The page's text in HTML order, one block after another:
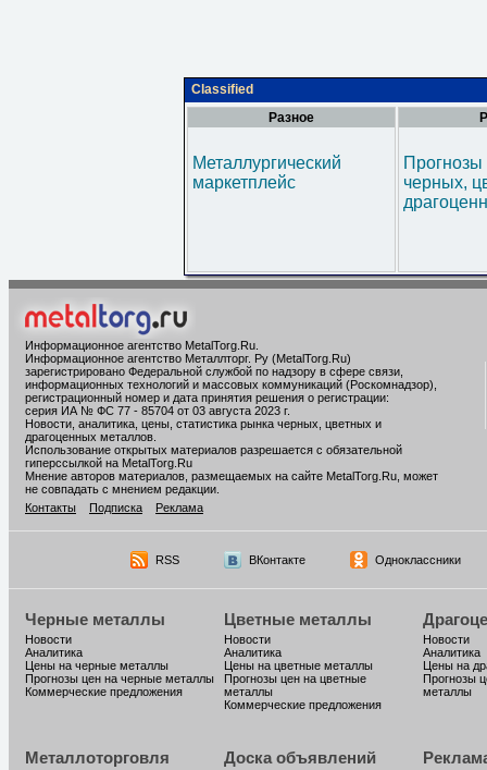
Classified
Разное
Металлургический
маркетплейс
черных,
Информационное агентство MetalTorg.Ru
Информационное агентство Металлторг. Ру (MetalTorg.Ru)
зарегистрировано Федеральной службой по надзору в сфере связи,
информационных технологий и массовых коммуникаций (Роскомнадзор),
регистрационный номер и дата принятия решения о регистрации:
серия ИА № ФС 77 - 85704 от 03 августа 2023 г.
Новости, аналитика, цены, статистика рынка черных, цветных и
драгоценных металлов.
Использование открытых материалов разрешается с обязательной
гиперссылкой на MetalTorg.Ru
Мнение авторов материалов, размещаемых на сайте MetalTorg.Ru, может
не совпадать с мнением редакции.
Контакты
Подписка Реклама
RSS ВКонтакте Одноклассники
Черные металлы
Новости
Аналитика
Цены на черные металлы
Прогнозы цен на черные металлы
Коммерческие предложения
Цветные металлы
Новости
Аналитика
Цены на цветные металлы
Прогнозы цен на цветные
металлы
Коммерческие предложения
Новости
Аналитика
Цены на
Прогнозы
металлы
Металлоторговля Доска объявлений